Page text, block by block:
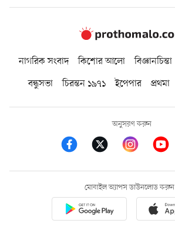
নাগরিক সংবাদ কিশোর আলো বিজ্ঞানচিন্তা
বন্ধুসভা
চিরন্তন ১৯৭১ ইপেপার প্রথমা
অনুসরণ করুন
মোবাইল অ্যাপস ডাউনলোড করুন